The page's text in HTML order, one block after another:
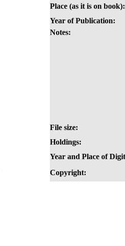
Place (as it is on book):
Year of Publication:
Notes:
File size:
Holdings:
Year and Place of
Copyright: